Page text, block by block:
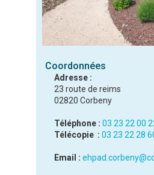
Coordonnées
Adresse :
23 route de reims
02820 Corbeny
Téléphone : 03 23 22 00
Télécopie : 03 23 22 28
Email :